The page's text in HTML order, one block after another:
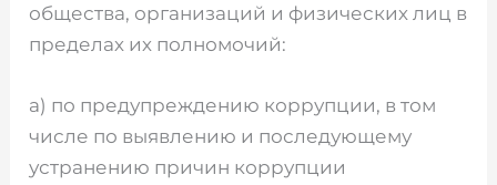
общества, организаций и физических лиц в
пределах их полномочий:
а) по предупреждению коррупции, в том
числе по выявлению и последующему
устранению причин коррупции